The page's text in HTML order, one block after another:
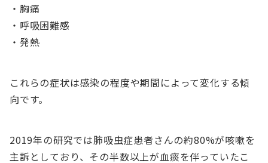
・胸痛
・呼吸困難感
・発熱
これらの症状は感染の程度や期間によって変化する傾
向です。
2019年の研究では肺吸虫症患者さんの約80%が咳嗽を
主訴としており、その半数以上が血痰を伴っていたこ